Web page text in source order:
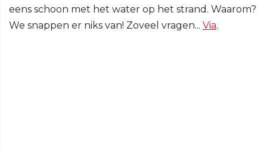
eens schoon met het water op het strand. Waarom?
We snappen er niks van! Zoveel vragen... Via.